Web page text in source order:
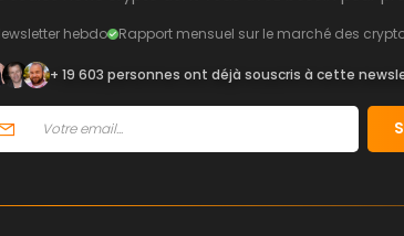
hebdo Rapport mensuel sur le marché des
+ 19 603 personnes ont déjà souscris à cette